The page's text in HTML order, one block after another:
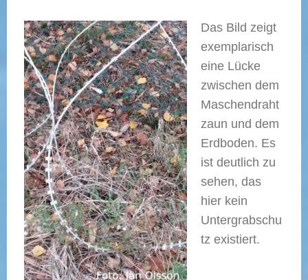
Das Bild zeigt
exemplarisch
eine Lücke
zwischen dem
Maschendraht
zaun und dem
Erdboden. Es
ist deutlich zu
sehen, das
hier kein
Untergrabschu
tz existiert.